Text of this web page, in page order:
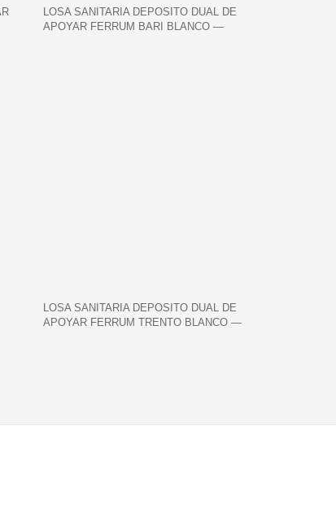
LOSA SANITARIA DEPOSITO DUAL DE
APOYAR FERRUM BARI BLANCO —
LOSA SANITARIA DEPOSITO DUAL DE
APOYAR FERRUM TRENTO BLANCO —